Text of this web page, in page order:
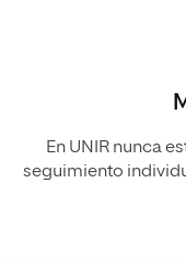
En UNIR nunca
seguimiento